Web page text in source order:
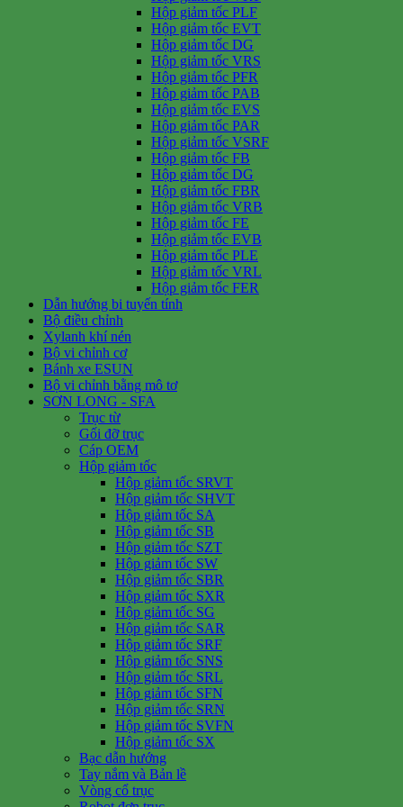
Hộp giảm tốc PLF
Hộp giảm tốc EVT
Hộp giảm tốc DG
Hộp giảm tốc VRS
Hộp giảm tốc PFR
Hộp giảm tốc PAB
Hộp giảm tốc EVS
Hộp giảm tốc PAR
Hộp giảm tốc VSRF
Hộp giảm tốc FB
Hộp giảm tốc DG
Hộp giảm tốc FBR
Hộp giảm tốc VRB
Hộp giảm tốc FE
Hộp giảm tốc EVB
Hộp giảm tốc PLE
Hộp giảm tốc VRL
Hộp giảm tốc FER
Dẫn hướng bi tuyến tính
Bộ điều chỉnh
Xylanh khí nén
Bộ vi chỉnh cơ
Bánh xe ESUN
Bộ vi chỉnh bằng mô tơ
SƠN LONG - SFA
Trục từ
Gối đỡ trục
Cáp OEM
Hộp giảm tốc
Hộp giảm tốc SRVT
Hộp giảm tốc SHVT
Hộp giảm tốc SA
Hộp giảm tốc SB
Hộp giảm tốc SZT
Hộp giảm tốc SW
Hộp giảm tốc SBR
Hộp giảm tốc SXR
Hộp giảm tốc SG
Hộp giảm tốc SAR
Hộp giảm tốc SRF
Hộp giảm tốc SNS
Hộp giảm tốc SRL
Hộp giảm tốc SFN
Hộp giảm tốc SRN
Hộp giảm tốc SVFN
Hộp giảm tốc SX
Bạc dẫn hướng
Tay nắm và Bản lề
Vòng cổ trục